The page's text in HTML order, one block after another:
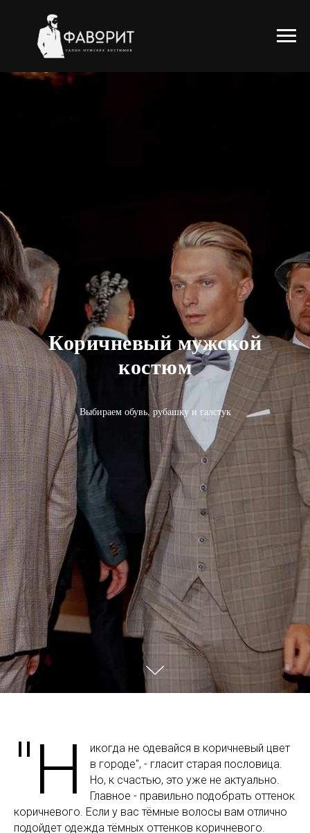
Коричневый мужской
костюм
Выбираем обувь, рубашку и галстук
"Н
икогда не одевайся в коричневый цвет
в городе", - гласит старая пословица.
Но, к счастью, это уже не актуально.
Главное - правильно подобрать оттенок
коричневого. Если у вас тёмные волосы вам отлично
подойдет одежда тёмных оттенков коричневого.